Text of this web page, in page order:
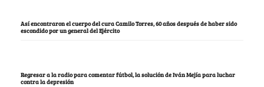
Así encontraron el cuerpo del cura Camilo Torres, 60 años después de haber sido
escondido por un general del Ejército
Regresar a la radio para comentar fútbol, la solución de Iván Mejía para luchar
contra la depresión